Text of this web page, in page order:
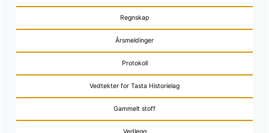
Regnskap
Årsmeldinger
Protokoll
Vedtekter for Tasta Historielag
Gammelt stoff